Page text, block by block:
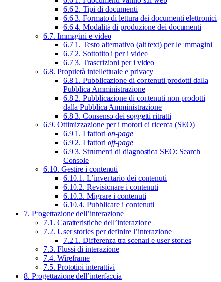
6.6.2. Tipi di documenti
6.6.3. Formato di lettura dei documenti elettronici
6.6.4. Modalità di produzione dei documenti
6.7. Immagini e video
6.7.1. Testo alternativo (alt text) per le immagini
6.7.2. Sottotitoli per i video
6.7.3. Trascrizioni per i video
6.8. Proprietà intellettuale e privacy
6.8.1. Pubblicazione di contenuti prodotti dalla
Pubblica Amministrazione
6.8.2. Pubblicazione di contenuti non prodotti
dalla Pubblica Amministrazione
6.8.3. Consenso dei soggetti ritratti
6.9. Ottimizzazione per i motori di ricerca (SEO)
6.9.1. I fattori on-page
6.9.2. I fattori off-page
6.9.3. Strumenti di diagnostica SEO: Search
Console
6.10. Gestire i contenuti
6.10.1. L’inventario dei contenuti
6.10.2. Revisionare i contenuti
6.10.3. Migrare i contenuti
6.10.4. Pubblicare i contenuti
7. Progettazione dell’interazione
7.1. Caratteristiche dell’interazione
7.2. User stories per definire l’interazione
7.2.1. Differenza tra scenari e user stories
7.3. Flussi di interazione
7.4. Wireframe
7.5. Prototipi interattivi
8. Progettazione dell’interfaccia